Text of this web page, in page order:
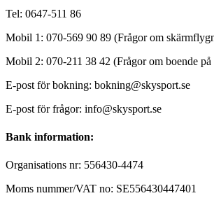
Tel: 0647-511 86
Mobil 1: 070-569 90 89 (Frågor om
Mobil 2: 070-211 38 42 (Frågor om boende
E-post för bokning: bokning@skysport.se
E-post för frågor: info@skysport.se
Bank information:
Organisations nr: 556430-4474
Moms nummer/VAT no: SE556430447401